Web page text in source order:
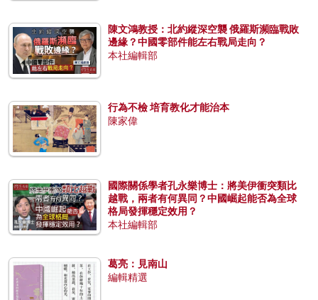
陳文鴻教授：北約縱深空襲 俄羅斯瀕臨戰敗
邊緣？中國零部件能左右戰局走向？
本社編輯部
行為不檢 培育教化才能治本
陳家偉
國際關係學者孔永樂博士：將美伊衝突類比
越戰，兩者有何異同？中國崛起能否為全球
格局發揮穩定效用？
本社編輯部
葛亮：見南山
編輯精選